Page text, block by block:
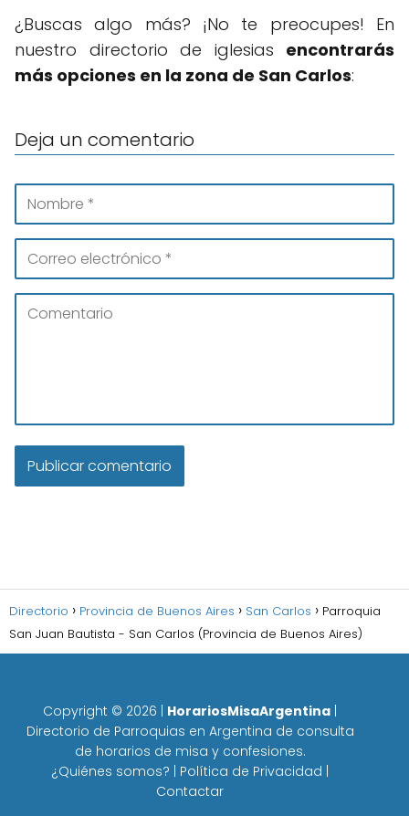
¿Buscas algo más? ¡No te preocupes! En
nuestro directorio de iglesias encontrarás
más opciones en la zona de San Carlos:
Deja un comentario
Directorio Provincia de Buenos Aires San Carlos
Parroquia
San Juan Bautista - San Carlos (Provincia de Buenos Aires)
Copyright © 2026 HorariosMisaArgentina
Directorio de Parroquias en Argentina de consulta
de horarios de misa y confesiones.
¿Quiénes somos?
Política de Privacidad
Contactar